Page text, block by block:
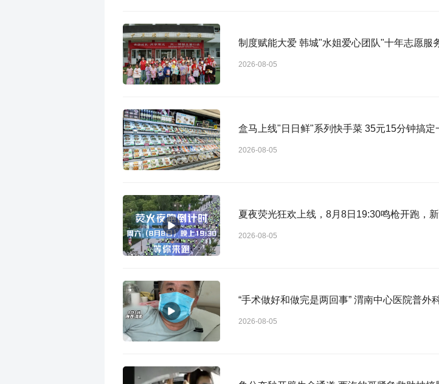
制度赋能大爱 韩城"水姐爱心团队"十年志愿服
2026-08-05
盒马上线"日日鲜"系列快手菜 35元15分钟搞定
2026-08-05
夏夜荧光狂欢上线，8月8日19:30鸣枪开跑，
2026-08-05
“手术做好和做完是两回事” 渭南中心医院普
2026-08-05